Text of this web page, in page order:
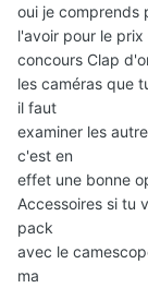
oui je comprends
l'avoir pour le
concours Clap
les caméras que
il faut
examiner les
c'est en
effet une bonne
Accessoires si tu
pack
avec le
ma